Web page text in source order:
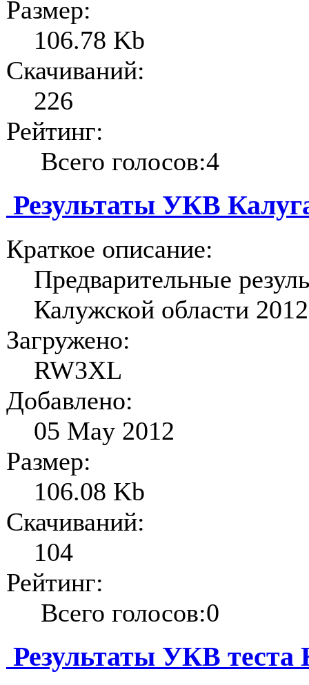
Размер:
106.78 Kb
Скачиваний:
226
Рейтинг:
Всего голосов:4
Результаты УКВ
Краткое описание:
Предварительные
Калужской области
Загружено:
RW3XL
Добавлено:
05 May 2012
Размер:
106.08 Kb
Скачиваний:
104
Рейтинг:
Всего голосов:0
Результаты УКВ теста